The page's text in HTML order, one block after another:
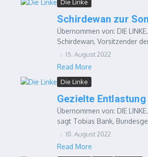
Die Linke
Schirdewan zur
Übernommen von: DIE
Schirdewan, Vorsitzender
15. August 2022
Read More
Die Linke
Gezielte
Übernommen von: DIE
sagt Tobias Bank,
10. August 2022
Read More